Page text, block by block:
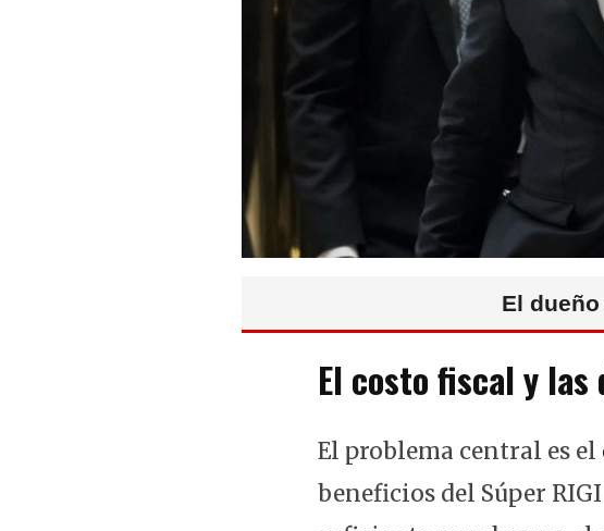
El
El costo fiscal y las
El problema central es el
beneficios del Súper